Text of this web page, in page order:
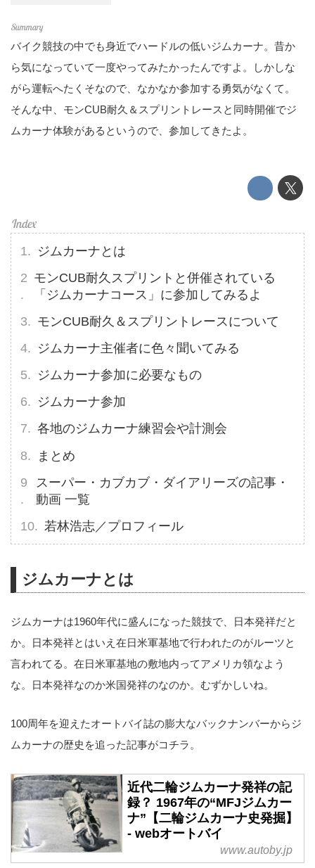
バイク競技の中でも身近でハードルの低いジムカーナ。昔か
ら気になっていて一度やってみたかったんですよ。しかしな
がら運転へたくそなので、なかなか参加する勇気がなくて。
そんな中、モンCUB耐久＆スプリントレースと同時開催でジ
ムカーナ体験があるというので、参加してきたよ。
ジムカーナとは
モンCUB耐久スプリントと併催されている
「ジムカーナコース」に参加してみるよ
モンCUB耐久＆スプリントレースについて
ジムカーナ主催者に色々聞いてみる
ジムカーナ参加に必要なもの
ジムカーナ参加
各地のジムカーナ練習会や計測会
まとめ
スーパー・カブカブ・ダイアリーズの記事・
動画 一覧
若林浩志／プロフィール
ジムカーナとは
ジムカーナは1960年代に盛んになった競技で、日本発祥だと
か。日本発祥とはいえ在日米軍基地で行われたのがルーツと
言われてる。在日米軍基地の敷地内ってアメリカ領なよう
な。日本発祥なのか米国発祥のなのか。むずかしいね。
100周年を迎えたオートバイ誌の膨大なバックナンバーからジ
ムカーナの歴史を追った記事がコチラ。
近代二輪ジムカーナ発祥の記
録？ 1967年の“MFJジムカー
ナ”【二輪ジムカーナ史発掘】
- webオートバイ
www.autoby.jp